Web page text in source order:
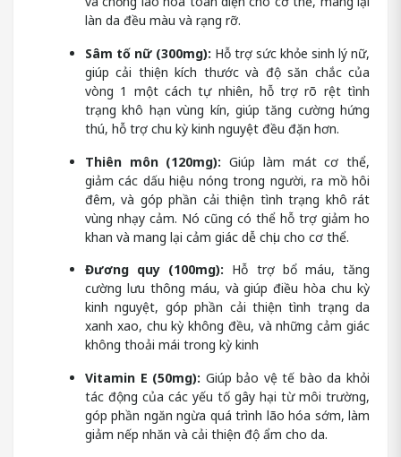
làn da đều màu và rạng rỡ.
Sâm tố nữ (300mg): Hỗ trợ sức khỏe sinh lý nữ,
giúp cải thiện kích thước và độ săn chắc của
vòng 1 một cách tự nhiên, hỗ trợ rõ rệt tình
trạng khô hạn vùng kín, giúp tăng cường hứng
thú, hỗ trợ chu kỳ kinh nguyệt đều đặn hơn.
Thiên môn (120mg): Giúp làm mát cơ thể,
giảm các dấu hiệu nóng trong người, ra mồ hôi
đêm, và góp phần cải thiện tình trạng khô rát
vùng nhạy cảm. Nó cũng có thể hỗ trợ giảm ho
khan và mang lại cảm giác dễ chịu cho cơ thể.
Đương quy (100mg): Hỗ trợ bổ máu, tăng
cường lưu thông máu, và giúp điều hòa chu kỳ
kinh nguyệt, góp phần cải thiện tình trạng da
xanh xao, chu kỳ không đều, và những cảm giác
không thoải mái trong kỳ kinh
Vitamin E (50mg): Giúp bảo vệ tế bào da khỏi
tác động của các yếu tố gây hại từ môi trường,
góp phần ngăn ngừa quá trình lão hóa sớm, làm
giảm nếp nhăn và cải thiện độ ẩm cho da.